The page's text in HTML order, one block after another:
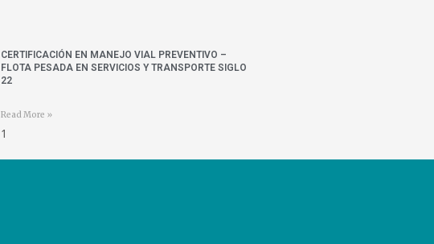
CERTIFICACIÓN EN MANEJO VIAL PREVENTIVO –
FLOTA PESADA EN SERVICIOS Y TRANSPORTE SIGLO
22
Read More »